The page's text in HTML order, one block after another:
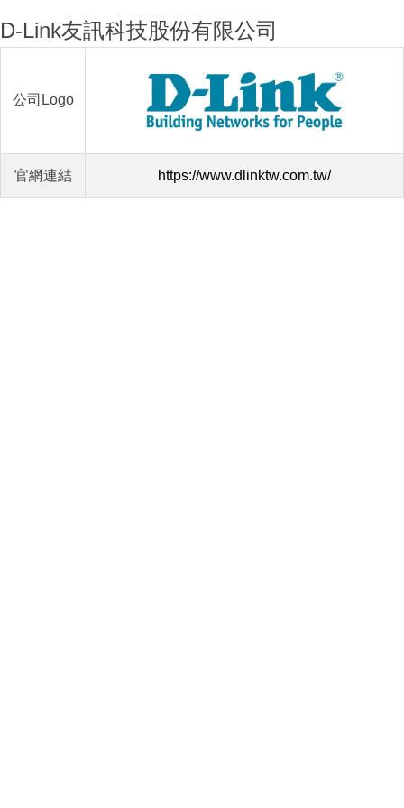
D-Link友訊科技股份有限公司
公司Logo
官網連結 https://www.dlinktw.com.tw/